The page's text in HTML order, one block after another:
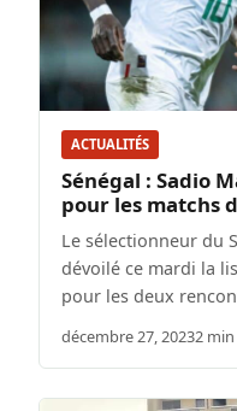
ACTUALITÉS
Sénégal : Sadio
pour les matchs
Le sélectionneur du
dévoilé ce mardi la
pour les deux
décembre 27, 20232 min